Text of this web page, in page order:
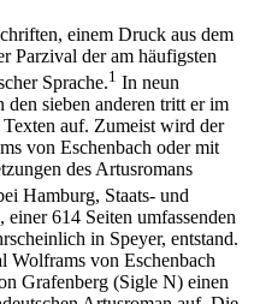
einem Druck aus dem
Parzival der am häufigsten
Sprache.1 In neun
sieben anderen tritt er im
auf. Zumeist wird der
von Eschenbach oder mit
des Artusromans
Hamburg, Staats- und
614 Seiten umfassenden
in Speyer, entstand.
Wolframs von Eschenbach
Grafenberg (Sigle N) einen